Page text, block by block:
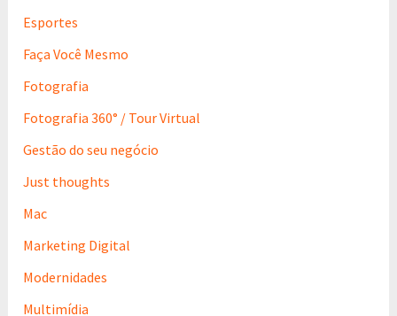
Esportes
Faça Você Mesmo
Fotografia
Fotografia 360° / Tour Virtual
Gestão do seu negócio
Just thoughts
Mac
Marketing Digital
Modernidades
Multimídia